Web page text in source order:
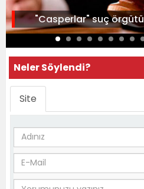
"Casperlar" suç
Neler Söylendi?
Site